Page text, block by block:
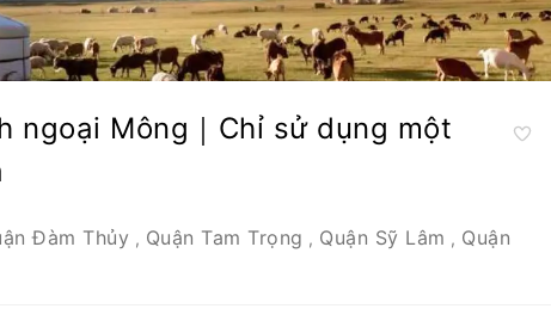
ngoại Mông｜Chỉ sử dụng một
Đàm Thủy , Quận Tam Trọng , Quận Sỹ Lâm , Quận